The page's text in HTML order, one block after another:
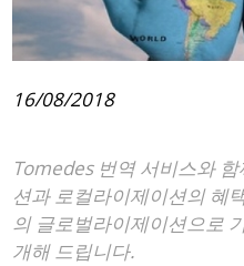
16/08/2018
Tomedes 번역 서비스와
션과 로컬라이제이션의 혜
의 글로벌라이제이션으로
개해 드립니다.